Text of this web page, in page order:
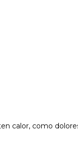
calor, como